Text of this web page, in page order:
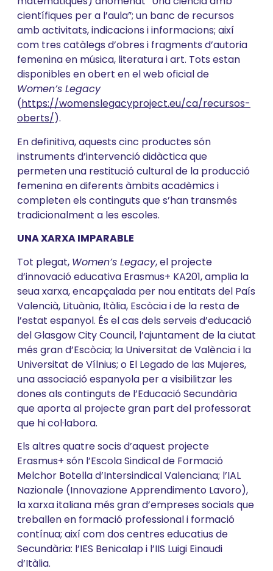
científiques per a l’aula”; un banc de recursos
amb activitats, indicacions i informacions; així
com tres catàlegs d’obres i fragments d’autoria
femenina en música, literatura i art. Tots estan
disponibles en obert en el web oficial de
Women’s Legacy
(https://womenslegacyproject.eu/ca/recursos-
oberts/).
En definitiva, aquests cinc productes són
instruments d’intervenció didàctica que
permeten una restitució cultural de la producció
femenina en diferents àmbits acadèmics i
completen els continguts que s’han transmés
tradicionalment a les escoles.
UNA XARXA IMPARABLE
Tot plegat, Women’s Legacy, el projecte
d’innovació educativa Erasmus+ KA201, amplia la
seua xarxa, encapçalada per nou entitats del País
Valencià, Lituània, Itàlia, Escòcia i de la resta de
l’estat espanyol. És el cas dels serveis d’educació
del Glasgow City Council, l’ajuntament de la ciutat
més gran d’Escòcia; la Universitat de València i la
Universitat de Vílnius; o El Legado de las Mujeres,
una associació espanyola per a visibilitzar les
dones als continguts de l’Educació Secundària
que aporta al projecte gran part del professorat
que hi col·labora.
Els altres quatre socis d’aquest projecte
Erasmus+ són l’Escola Sindical de Formació
Melchor Botella d’Intersindical Valenciana; l’IAL
Nazionale (Innovazione Apprendimento Lavoro),
la xarxa italiana més gran d’empreses socials que
treballen en formació professional i formació
contínua; així com dos centres educatius de
Secundària: l’IES Benicalap i l’IIS Luigi Einaudi
d’Itàlia.